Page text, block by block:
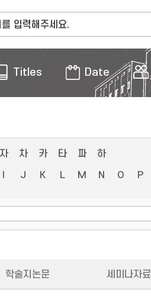
Titles Date
자 차 카 타 파
하
J K L M N O P
학술지논문 세미나자료